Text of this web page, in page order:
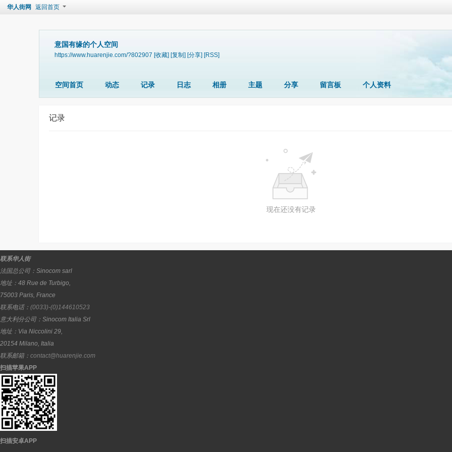
华人街网 返回首页
意国有缘的个人空间
https://www.huarenjie.com/?802907 [收藏] [复制] [分享] [RSS]
空间首页 动态 记录 日志 相册 主题 分享 留言板 个人资料
记录
现在还没有记录
联系华人街
法国总公司： Sinocom sarl
地址： 48 Rue de Turbigo,
75003 Paris, France
联系电话： (0033)-(0)144610523
意大利分公司： Sinocom Italia Srl
地址： Via Niccolini 29,
20154 Milano, Italia
联系邮箱： contact@huarenjie.com
扫描苹果APP
扫描安卓APP